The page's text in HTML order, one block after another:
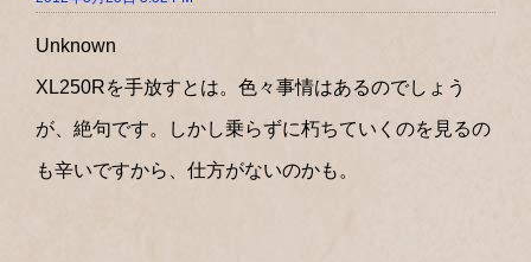
Unknown
XL250Rを手放すとは。色々事情はあるのでしょう
が、絶句です。しかし乗らずに朽ちていくのを見るの
も辛いですから、仕方がないのかも。